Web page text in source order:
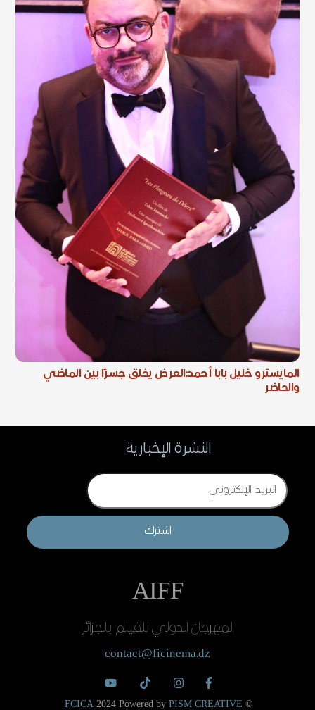
المايسترو خليل بابا أحمد:العرض يخلق جسرًا بين الماضي
والحاضر
النشرة الإخبارية
Email
اشترك
AIFF
المهرجان الدولي للفيلم بالجزائر
contact@ficinema.dz
©
FCICA 2024 Powered by PISM CREATIVE